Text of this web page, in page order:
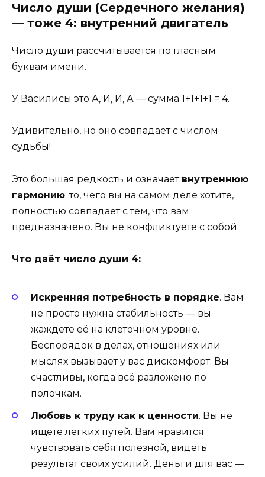
Число души (Сердечного желания)
— тоже 4: внутренний двигатель
Число души рассчитывается по гласным
буквам имени.
У Василисы это А, И, И, А — сумма 1+1+1+1 = 4.
Удивительно, но оно совпадает с числом
судьбы!
Это большая редкость и означает внутреннюю
гармонию: то, чего вы на самом деле хотите,
полностью совпадает с тем, что вам
предназначено. Вы не конфликтуете с собой.
Что даёт число души 4:
Искренняя потребность в порядке. Вам
не просто нужна стабильность — вы
жаждете её на клеточном уровне.
Беспорядок в делах, отношениях или
мыслях вызывает у вас дискомфорт. Вы
счастливы, когда всё разложено по
полочкам.
Любовь к труду как к ценности. Вы не
ищете лёгких путей. Вам нравится
чувствовать себя полезной, видеть
результат своих усилий. Деньги для вас —